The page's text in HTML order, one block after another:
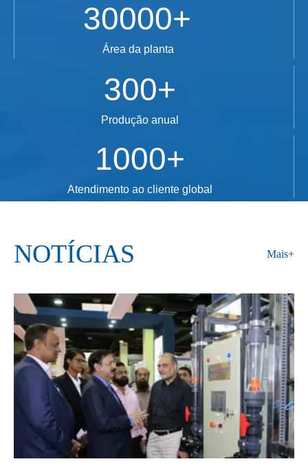
30000+
Área da planta
300+
Produção anual
1000+
Atendimento ao cliente global
NOTÍCIAS Mais+